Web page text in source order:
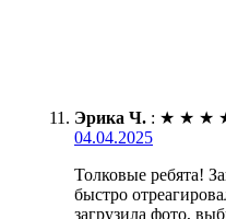
Эрика Ч. : ★ ★ ★
04.04.2025
Толковые ребята!
быстро
загрузила фото,